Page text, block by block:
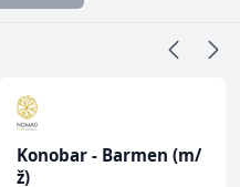
Zavarivač (MIG/MAG)